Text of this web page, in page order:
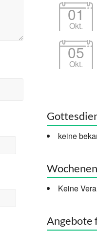
01
Okt.
05
Okt.
keine
Keine
Angebote